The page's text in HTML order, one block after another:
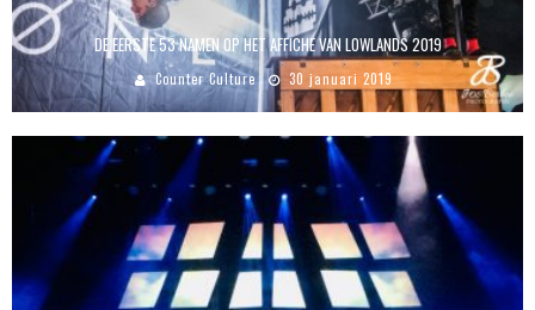
DE EERSTE 53 NAMEN OP HET AFFICHE VAN LOWLANDS 2019
Counter Culture 30 januari 2019